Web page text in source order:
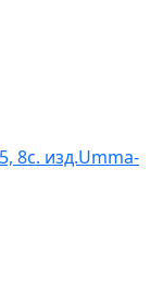
8с. изд.Umma-